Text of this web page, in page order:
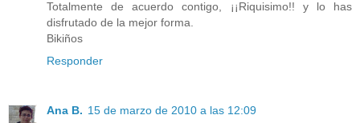
Totalmente de acuerdo contigo, ¡¡Riquisimo!! y lo has
disfrutado de la mejor forma.
Bikiños
Responder
Ana B. 15 de marzo de 2010 a las 12:09